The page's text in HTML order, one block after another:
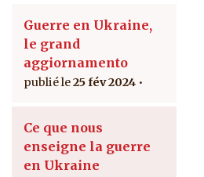
Guerre en Ukraine,
le grand
aggiornamento
25 fév 2024
Ce que nous
enseigne la guerre
en Ukraine